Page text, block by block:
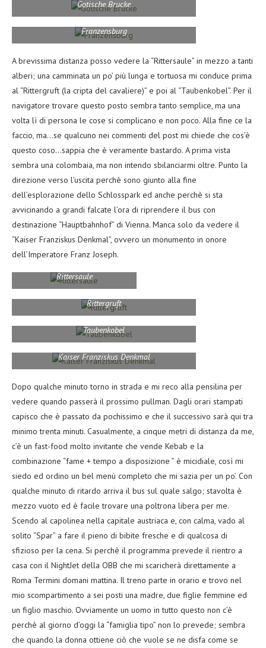
Gotische Brucke
Franzensburg
A brevissima distanza posso vedere la “Rittersaule” in mezzo a tanti
alberi; una camminata un po’ più lunga e tortuosa mi conduce prima
al “Rittergruft (la cripta del cavaliere)” e poi al “Taubenkobel”. Per il
navigatore trovare questo posto sembra tanto semplice, ma una
volta lì di persona le cose si complicano e non poco. Alla fine ce la
faccio, ma…se qualcuno nei commenti del post mi chiede che cos’è
questo coso…sappia che è veramente bastardo. A prima vista
sembra una colombaia, ma non intendo sbilanciarmi oltre. Punto la
direzione verso l’uscita perchè sono giunto alla fine
dell’esplorazione dello Schlosspark ed anche perchè si sta
avvicinando a grandi falcate l’ora di riprendere il bus con
destinazione “Hauptbahnhof” di Vienna. Manca solo da vedere il
“Kaiser Franziskus Denkmal”, ovvero un monumento in onore
dell’Imperatore Franz Joseph.
Rittersaule
Rittergruft
Taubenkobel
Kaiser Franziskus Denkmal
Dopo qualche minuto torno in strada e mi reco alla pensilina per
vedere quando passerà il prossimo pullman. Dagli orari stampati
capisco che è passato da pochissimo e che il successivo sarà qui tra
minimo trenta minuti. Casualmente, a cinque metri di distanza da me,
c’è un fast-food molto invitante che vende Kebab e la
combinazione “fame + tempo a disposizione ” è micidiale, così mi
siedo ed ordino un bel menù completo che mi sazia per un po’. Con
qualche minuto di ritardo arriva il bus sul quale salgo; stavolta è
mezzo vuoto ed è facile trovare una poltrona libera per me.
Scendo al capolinea nella capitale austriaca e, con calma, vado al
solito “Spar” a fare il pieno di bibite fresche e di qualcosa di
sfizioso per la cena. Si perchè il programma prevede il rientro a
casa con il NightJet della OBB che mi scaricherà direttamente a
Roma Termini domani mattina. Il treno parte in orario e trovo nel
mio scompartimento a sei posti una madre, due figlie femmine ed
un figlio maschio. Ovviamente un uomo in tutto questo non c’è
perchè al giorno d’oggi la “famiglia tipo” non lo prevede; sembra
che quando la donna ottiene ciò che vuole se ne disfa come se